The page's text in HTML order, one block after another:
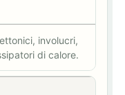
involucri,
di calore.